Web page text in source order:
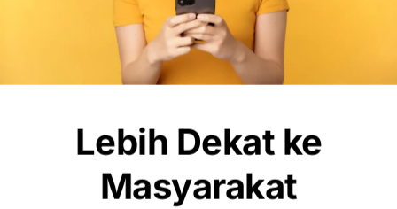
LIFESTYLE
Sports Station Gelar Diskon Beli 1 Gratis
1, Ini Syarat dan Cara Klaimnya
OLAHRAGA
Debut Manis Mitchell Baker, Hattrick
Bawa Indonesia Gulung Kamboja 5-1
Lebih Dekat ke
Masyarakat